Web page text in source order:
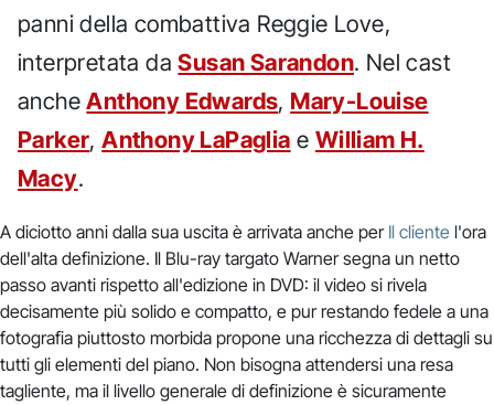
panni della combattiva Reggie Love,
interpretata daSusan Sarandon. Nel cast
ancheAnthony Edwards, Mary-Louise
Parker,Anthony LaPaglia e William H.
Macy.
A diciotto anni dalla sua uscita è arrivata anche per Il cliente l'ora
dell'alta definizione. Il Blu-ray targato Warner segna un netto
passo avanti rispetto all'edizione in DVD: il video si rivela
decisamente più solido e compatto, e pur restando fedele a una
fotografia piuttosto morbida propone una ricchezza di dettagli su
tutti gli elementi del piano. Non bisogna attendersi una resa
tagliente, ma il livello generale di definizione è sicuramente